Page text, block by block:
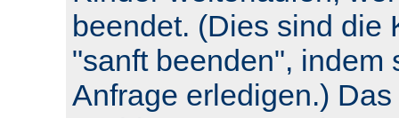
beendet. (Dies sind die
"sanft beenden", indem
Anfrage erledigen.)